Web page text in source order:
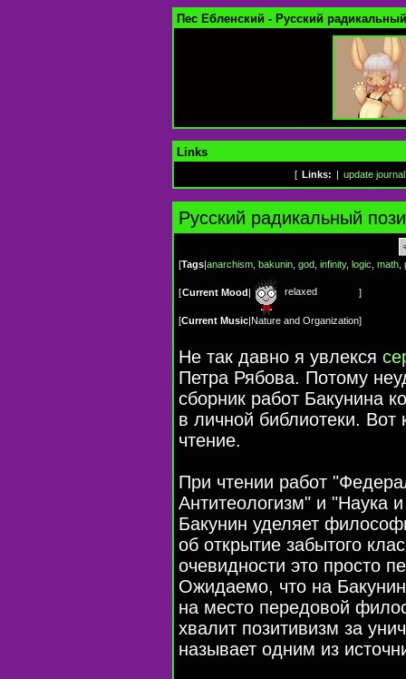
Пес Ебленский - Русский
Links
[ Links: update journal
Русский радикальный
[Tags|anarchism bakunin god infinity, logic math
[Current Mood| relaxed ]
[Current Music|Nature and Organization]
Не так давно я увлекся
Петра Рябова. Потому
сборник работ Бакунина
в личной библиотеки.
чтение.
При чтении работ
Антитеологизм" и "Наука
Бакунин уделяет
об открытие забытого
очевидности это просто
Ожидаемо, что на
на место передовой
хвалит позитивизм за
называет одним из